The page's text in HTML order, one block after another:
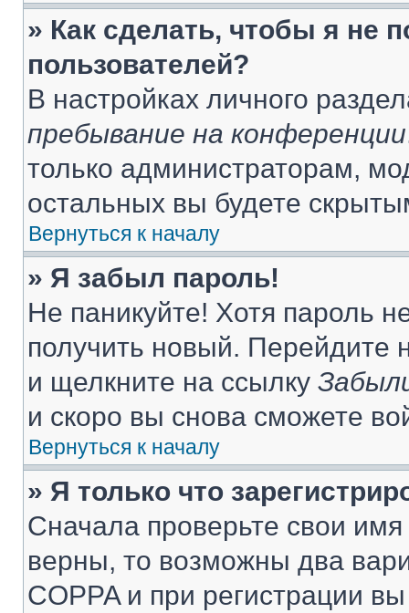
» Как сделать, чтобы я не
пользователей?
В настройках личного
пребывание на конференции
только администраторам,
остальных вы будете
Вернуться к началу
» Я забыл пароль!
Не паникуйте! Хотя пароль
получить новый. Перейдите
и щелкните на ссылку
и скоро вы снова сможете
Вернуться к началу
» Я только что
Сначала проверьте свои
верны, то возможны два
COPPA и при регистрации